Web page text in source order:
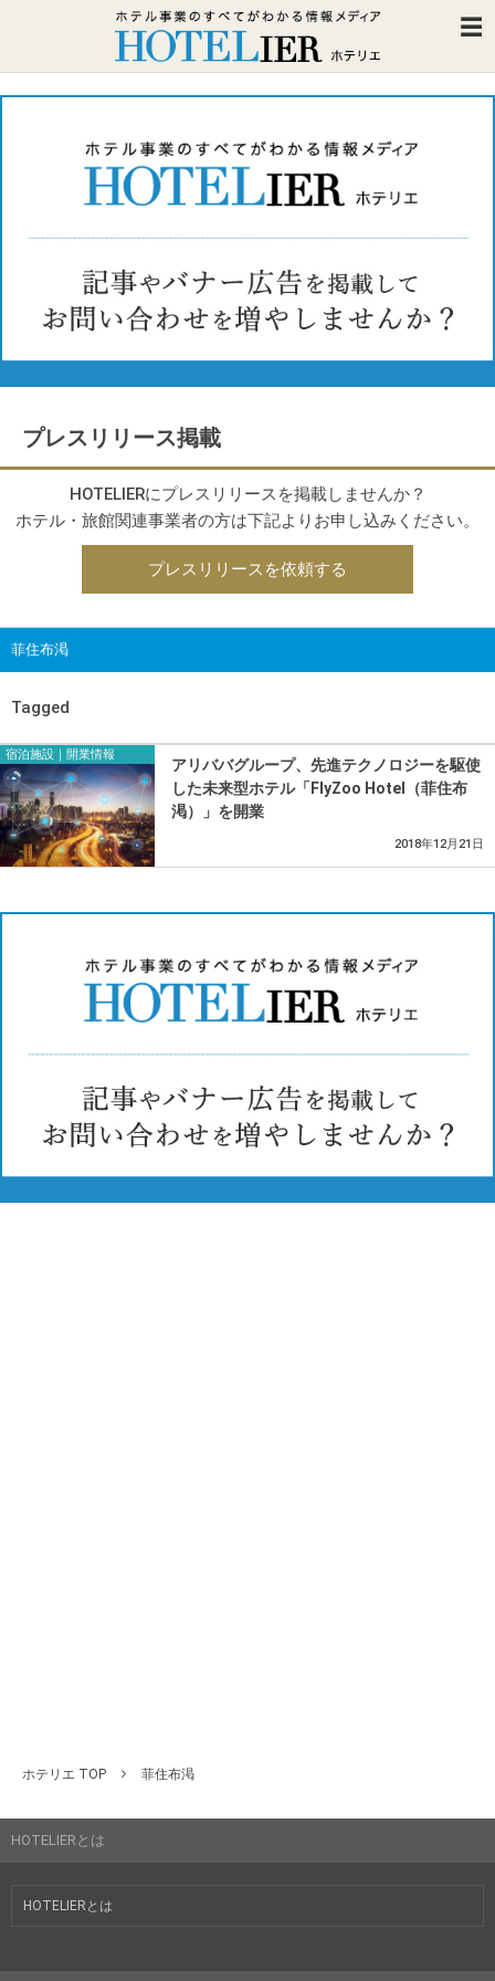
プレスリリース掲載
HOTELIERにプレスリリースを掲載しませんか？
ホテル・旅館関連事業者の方は下記よりお申し込みください。
プレスリリースを依頼する
菲住布渇
Tagged
宿泊施設｜開業情報
アリババグループ、先進テクノロジーを駆使
した未来型ホテル「FlyZoo Hotel（菲住布
渇）」を開業
2018年12月21日
ホテリエ TOP 菲住布渇
HOTELIERとは
HOTELIERとは